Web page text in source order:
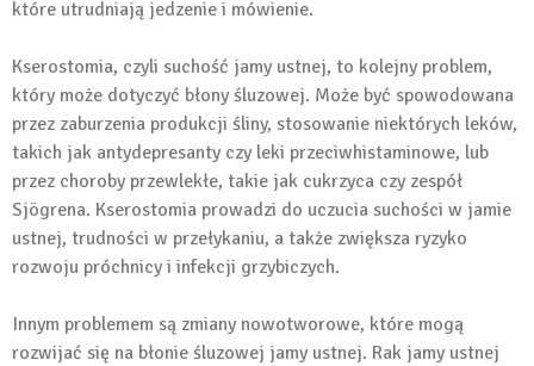
które utrudniają jedzenie i mówienie.
Kserostomia, czyli suchość jamy ustnej, to kolejny problem,
który może dotyczyć błony śluzowej. Może być spowodowana
przez zaburzenia produkcji śliny, stosowanie niektórych leków,
takich jak antydepresanty czy leki przeciwhistaminowe, lub
przez choroby przewlekłe, takie jak cukrzyca czy zespół
Sjögrena. Kserostomia prowadzi do uczucia suchości w jamie
ustnej, trudności w przełykaniu, a także zwiększa ryzyko
rozwoju próchnicy i infekcji grzybiczych.
Innym problemem są zmiany nowotworowe, które mogą
rozwijać się na błonie śluzowej jamy ustnej. Rak jamy ustnej